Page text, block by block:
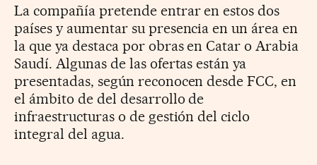
La compañía pretende entrar en estos dos
países y aumentar su presencia en un área en
la que ya destaca por obras en Catar o Arabia
Saudí. Algunas de las ofertas están ya
presentadas, según reconocen desde FCC, en
el ámbito de del desarrollo de
infraestructuras o de gestión del ciclo
integral del agua.